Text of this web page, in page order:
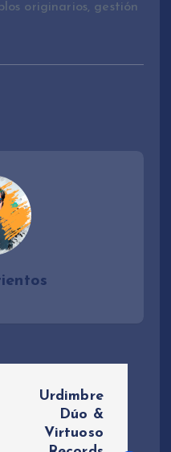
originarios, gestión
Urdimbre
Dúo &
Virtuoso